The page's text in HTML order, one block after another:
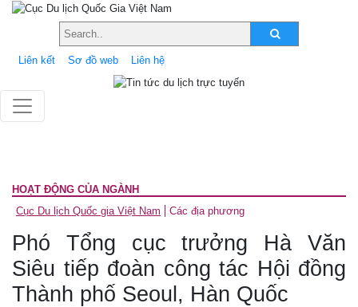
Liên kết Sơ đồ web Liên hệ
HOẠT ĐỘNG CỦA NGÀNH
Cục Du lịch Quốc gia Việt Nam
Các địa phương
Phó Tổng cục trưởng Hà Văn
Siêu tiếp đoàn công tác Hội đồng
Thành phố Seoul, Hàn Quốc